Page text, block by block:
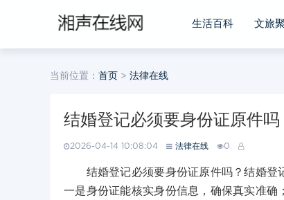
生活百科 文旅
当前位置： 首页 > 法律在线
结婚登记必须要身份证原件吗
2026-04-14 10:08:04 法律在线 0
结婚登记必须要身份证原件吗？结婚登
一是身份证能核实身份信息，确保真实准